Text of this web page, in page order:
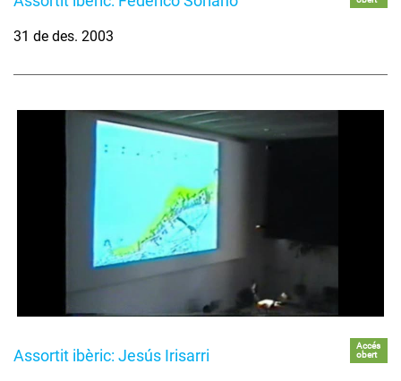
31 de des. 2003
Assortit ibèric: Jesús Irisarri
Accés
obert